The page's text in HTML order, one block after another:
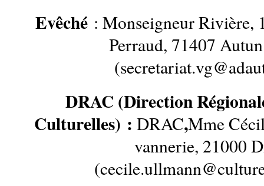
Evêché : Monseigneur Rivière,
Perraud, 71407
DRAC (Direction
Culturelles) : DRAC,Mme
vannerie, 21000